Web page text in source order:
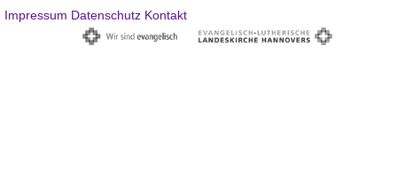
Impressum Datenschutz Kontakt